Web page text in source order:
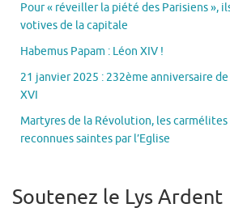
Pour « réveiller la piété des Parisiens »,
votives de la capitale
Habemus Papam : Léon XIV !
21 janvier 2025 : 232ème anniversaire
XVI
Martyres de la Révolution, les
reconnues saintes par l’Eglise
Soutenez le Lys Ardent